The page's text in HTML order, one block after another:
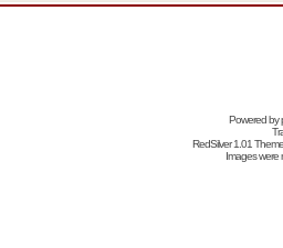
Powered by
RedSilver 1.01
Images were